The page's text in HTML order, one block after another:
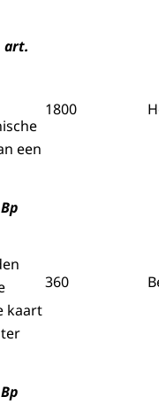
art.
een
1800
kaart
360